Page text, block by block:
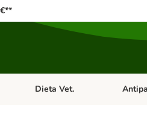
categoria: Cães
Abrir menu de categoria: Gatos
Dieta Vet. Abrir